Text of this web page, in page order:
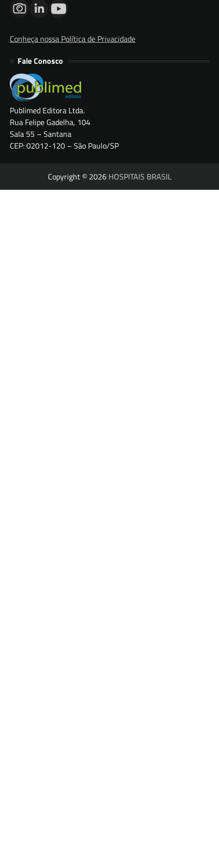
Conheça nossa Política de Privacidade
Fale Conosco
Publimed Editora Ltda.
Rua Felipe Gadelha, 104
Sala 55 – Santana
CEP: 02012-120 – São Paulo/SP
Copyright © 2026 HOSPITAIS BRASIL